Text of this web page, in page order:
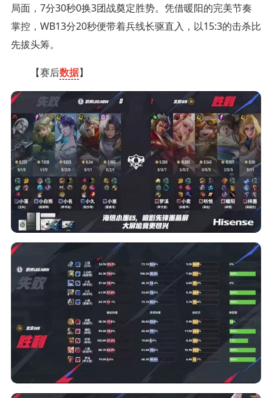
局面，7分30秒0换3团战奠定胜势。凭借暖阳的完美节奏
掌控，WB13分20秒便带着兵线长驱直入，以15:3的击杀比
先拔头筹。
【赛后数据】